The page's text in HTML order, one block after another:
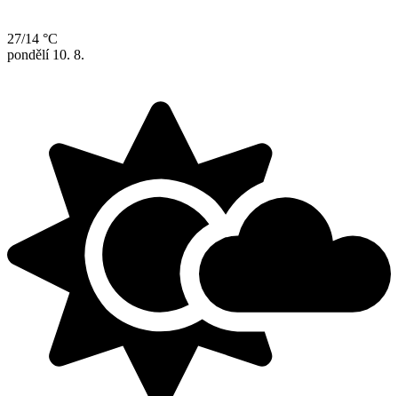
27/14 °C
pondělí 10. 8.